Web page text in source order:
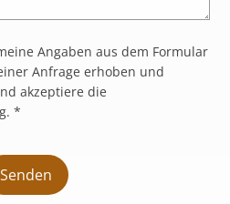
Angaben aus dem Formular
Anfrage erhoben und
akzeptiere die
. *